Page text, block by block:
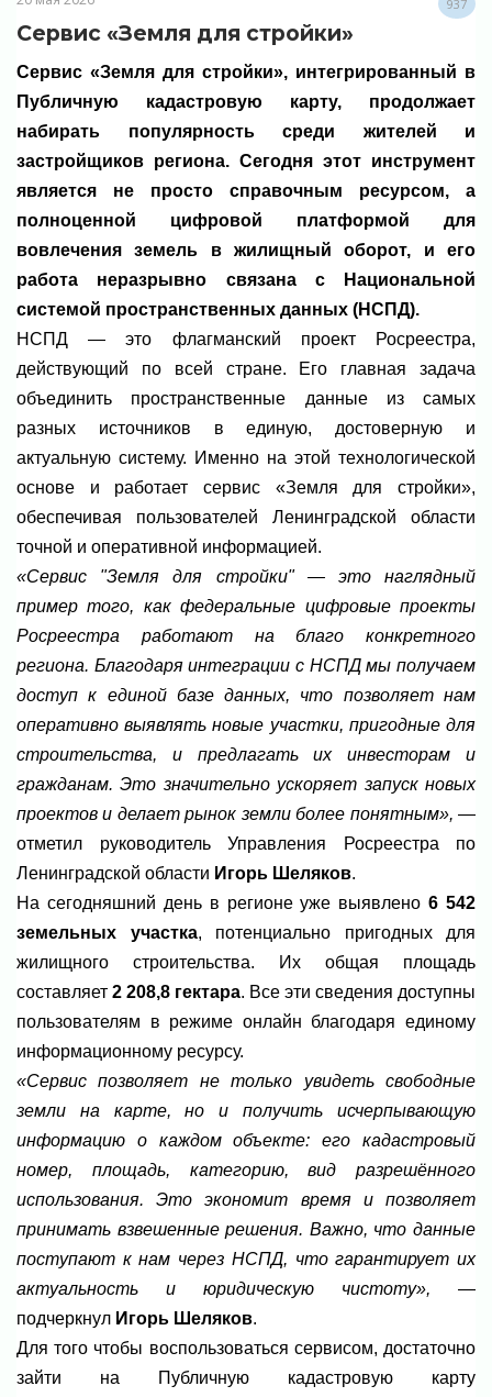
937
Сервис «Земля для стройки»
Сервис «Земля для стройки», интегрированный в
Публичную кадастровую карту, продолжает
набирать популярность среди жителей и
застройщиков региона. Сегодня этот инструмент
является не просто справочным ресурсом, а
полноценной цифровой платформой для
вовлечения земель в жилищный оборот, и его
работа неразрывно связана с Национальной
системой пространственных данных (НСПД).
НСПД — это флагманский проект Росреестра,
действующий по всей стране. Его главная задача
объединить пространственные данные из самых
разных источников в единую, достоверную и
актуальную систему. Именно на этой технологической
основе и работает сервис «Земля для стройки»,
обеспечивая пользователей Ленинградской области
точной и оперативной информацией.
«Сервис "Земля для стройки" — это наглядный
пример того, как федеральные цифровые проекты
Росреестра работают на благо конкретного
региона. Благодаря интеграции с НСПД мы получаем
доступ к единой базе данных, что позволяет нам
оперативно выявлять новые участки, пригодные для
строительства, и предлагать их инвесторам и
гражданам. Это значительно ускоряет запуск новых
проектов и делает рынок земли более понятным», —
отметил руководитель Управления Росреестра по
Ленинградской области Игорь Шеляков.
На сегодняшний день в регионе уже выявлено6 542
земельных участка, потенциально пригодных для
жилищного строительства. Их общая площадь
составляет 2 208,8 гектара. Все эти сведения доступны
пользователям в режиме онлайн благодаря единому
информационному ресурсу.
«Сервис позволяет не только увидеть свободные
земли на карте, но и получить исчерпывающую
информацию о каждом объекте: его кадастровый
номер, площадь, категорию, вид разрешённого
использования. Это экономит время и позволяет
принимать взвешенные решения. Важно, что данные
поступают к нам через НСПД, что гарантирует их
актуальность и юридическую чистоту», —
подчеркнул Игорь Шеляков.
Для того чтобы воспользоваться сервисом, достаточно
зайти на Публичную кадастровую карту